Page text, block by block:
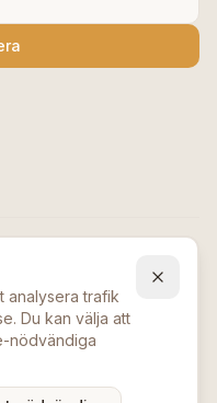
analysera trafik
Du kan välja att
nödvändiga
.Alla rättigheter